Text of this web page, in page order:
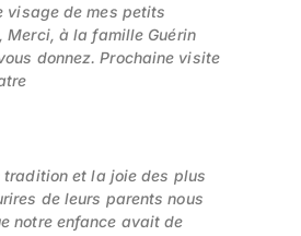
visage de mes petits
Merci, à la famille Guérin
donnez. Prochaine visite
tradition et la joie des plus
de leurs parents nous
notre enfance avait de